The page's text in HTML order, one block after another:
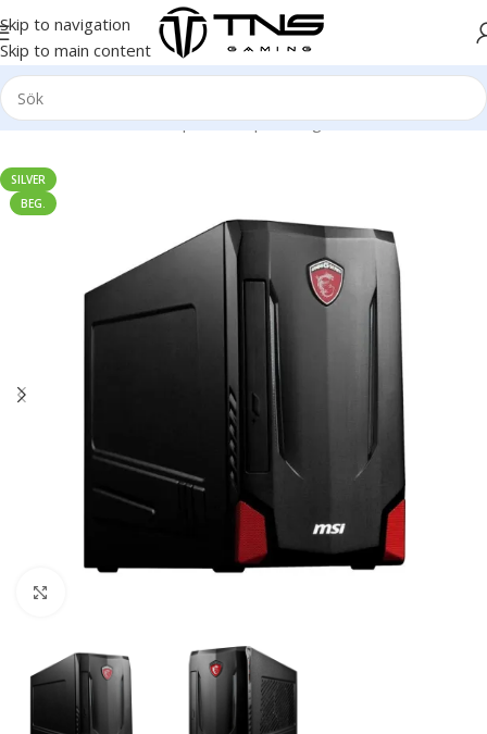
Skip to navigation
Skip to main content
Hem/Stationär dator/Speldator | Gamingdator/Silver klass
SILVER
BEG.